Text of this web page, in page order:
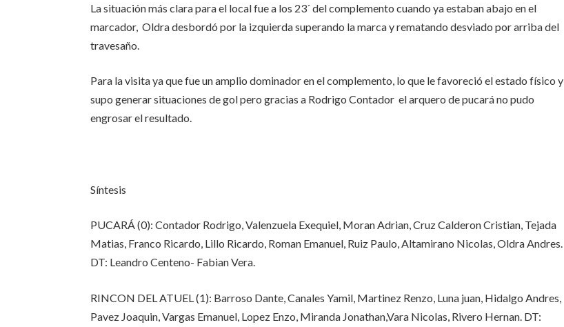
La situación más clara para el local fue a los 23´ del complemento cuando ya estaban abajo en el
marcador, Oldra desbordó por la izquierda superando la marca y rematando desviado por arriba del
travesaño.
Para la visita ya que fue un amplio dominador en el complemento, lo que le favoreció el estado físico y
supo generar situaciones de gol pero gracias a Rodrigo Contador el arquero de pucará no pudo
engrosar el resultado.
Síntesis
PUCARÁ (0): Contador Rodrigo, Valenzuela Exequiel, Moran Adrian, Cruz Calderon Cristian, Tejada
Matias, Franco Ricardo, Lillo Ricardo, Roman Emanuel, Ruiz Paulo, Altamirano Nicolas, Oldra Andres.
DT: Leandro Centeno- Fabian Vera.
RINCON DEL ATUEL (1): Barroso Dante, Canales Yamil, Martinez Renzo, Luna juan, Hidalgo Andres,
Pavez Joaquin, Vargas Emanuel, Lopez Enzo, Miranda Jonathan,Vara Nicolas, Rivero Hernan. DT: